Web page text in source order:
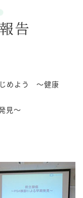
告
じめよう ～健康
見～